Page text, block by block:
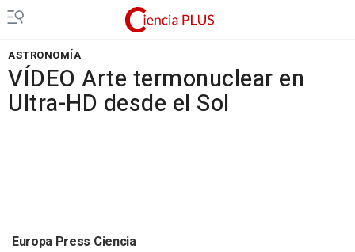
ASTRONOMÍA
VÍDEO Arte termonuclear en
Ultra-HD desde el Sol
Europa Press Ciencia